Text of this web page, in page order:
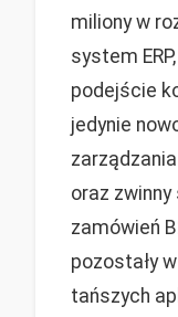
miliony w
system
podejście
jedynie
oraz zwinny
zamówień
pozostały
tańszych